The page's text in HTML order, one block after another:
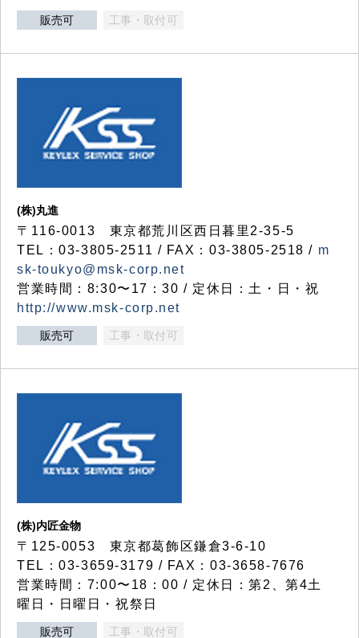
販売可 工事・取付可
(株)丸進
〒116-0013 東京都荒川区西日暮里2-35-5
TEL：03-3805-2511 / FAX：03-3805-2518 / m
sk-toukyo@msk-corp.net
営業時間：8:30〜17：30 / 定休日：土・日・祝
http://www.msk-corp.net
販売可 工事・取付可
(株)内匠金物
〒125-0053 東京都葛飾区鎌倉3-6-10
TEL：03-3659-3179 / FAX：03-3658-7676
営業時間：7:00〜18：00 / 定休日：第2、第4土
曜日・日曜日・祝祭日
販売可 工事・取付可